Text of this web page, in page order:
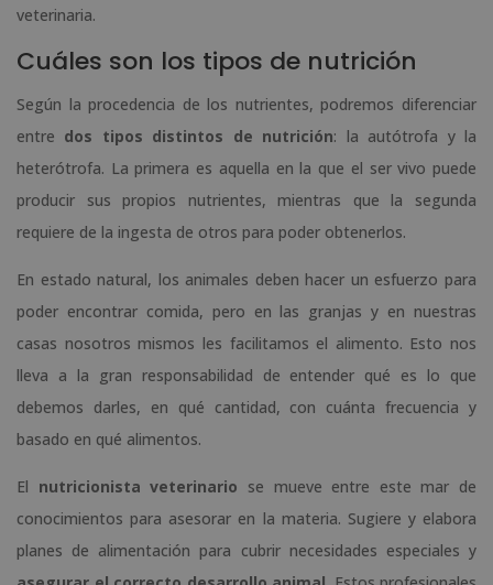
veterinaria.
Cuáles son los tipos de nutrición
Según la procedencia de los nutrientes, podremos diferenciar
entre dos tipos distintos de nutrición: la autótrofa y la
heterótrofa. La primera es aquella en la que el ser vivo puede
producir sus propios nutrientes, mientras que la segunda
requiere de la ingesta de otros para poder obtenerlos.
En estado natural, los animales deben hacer un esfuerzo para
poder encontrar comida, pero en las granjas y en nuestras
casas nosotros mismos les facilitamos el alimento. Esto nos
lleva a la gran responsabilidad de entender qué es lo que
debemos darles, en qué cantidad, con cuánta frecuencia y
basado en qué alimentos.
El nutricionista veterinario se mueve entre este mar de
conocimientos para asesorar en la materia. Sugiere y elabora
planes de alimentación para cubrir necesidades especiales y